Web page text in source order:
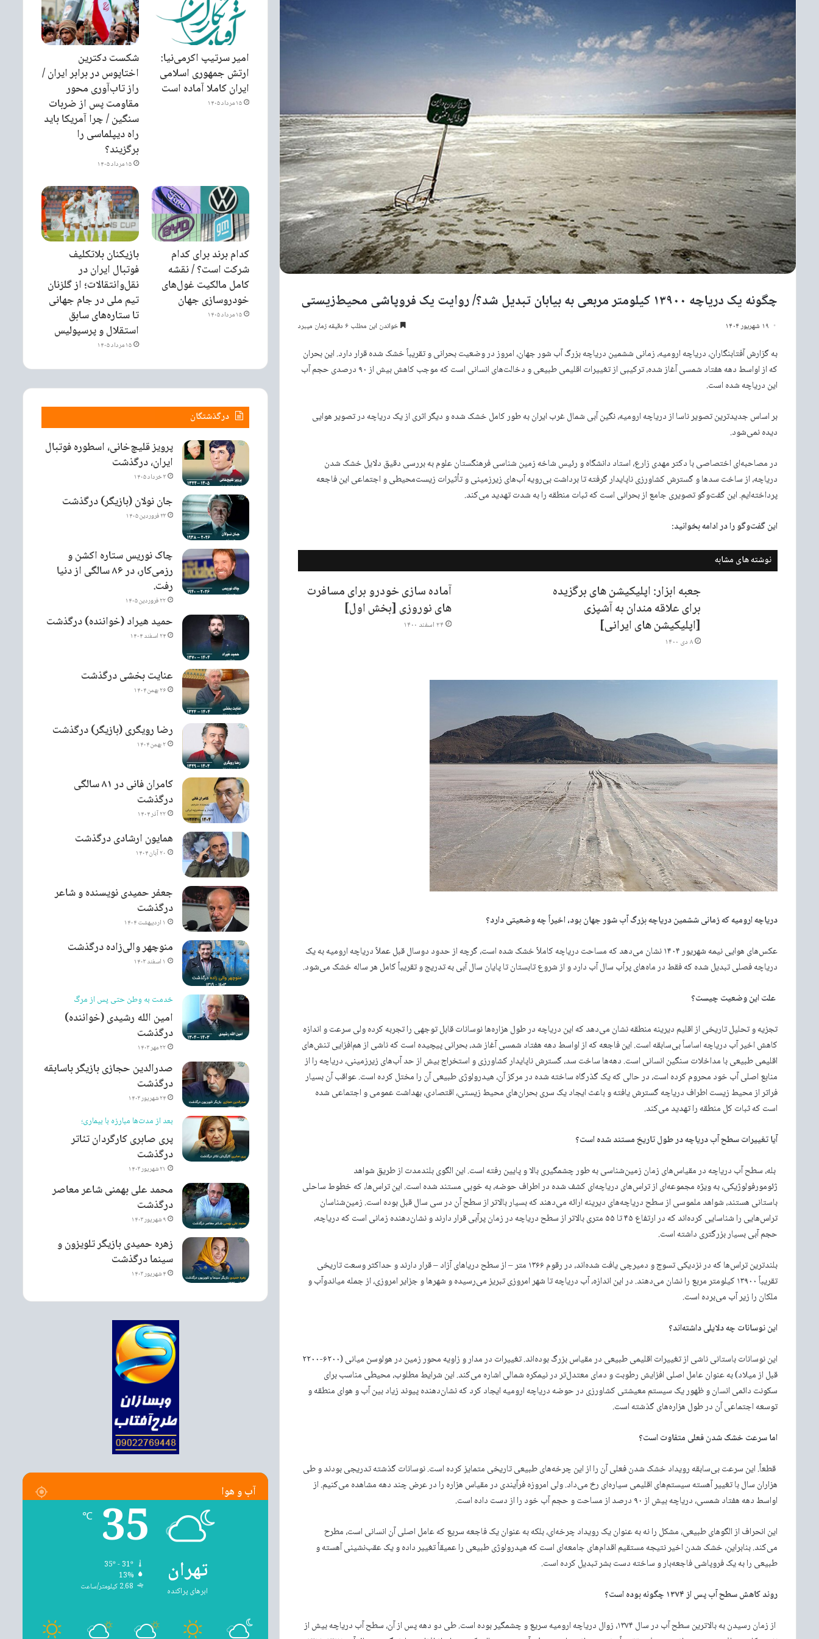
چگونه یک دریاچه ۱۳۹۰۰ کیلومتر مربعی به بیابان تبدیل شد؟/ روایت یک فروپاشی محیط‌زیستی
۱۹ شهریور ۱۴۰۴ خواندن این مطلب ۶ دقیقه زمان میبرد
به گزارش آفتابنگاران، دریاچه ارومیه، زمانی ششمین دریاچه بزرگ آب شور جهان، امروز در وضعیت بحرانی و تقریباً خشک شده قرار دارد. این بحران
که از اواسط دهه هفتاد شمسی آغاز شده، ترکیبی از تغییرات اقلیمی طبیعی و دخالت‌های انسانی است که موجب کاهش بیش از ۹۰ درصدی حجم آب
این دریاچه شده است.
بر اساس جدیدترین تصویر ناسا از دریاچه ارومیه، نگین آبی شمال غرب ایران به طور کامل خشک شده و دیگر اثری از یک دریاچه در تصویر هوایی
دیده نمی‌شود.
در مصاحبه‌ای اختصاصی با دکتر مهدی زارع، استاد دانشگاه و رئیس شاخه زمین شناسی فرهنگستان علوم به بررسی دقیق دلایل خشک شدن
دریاچه، از ساخت سدها و گسترش کشاورزی ناپایدار گرفته تا برداشت بی‌رویه آب‌های زیرزمینی و تأثیرات زیست‌محیطی و اجتماعی این فاجعه
پرداخته‌ایم. این گفت‌وگو تصویری جامع از بحرانی است که ثبات منطقه را به شدت تهدید می‌کند.
این گفت‌وگو را در ادامه بخوانید:
نوشته های مشابه
جعبه ابزار: اپلیکیشن های برگزیده
برای علاقه مندان به آشپزی
[اپلیکیشن های ایرانی]
۸ دی ۱۴۰۰
آماده سازی خودرو برای مسافرت
های نوروزی [بخش اول]
۲۴ اسفند ۱۴۰۰
دریاچه ارومیه که زمانی ششمین دریاچه بزرگ آب شور جهان بود، اخیراً چه وضعیتی دارد؟
عکس‌های هوایی نیمه شهریور ۱۴۰۴ نشان می‌دهد که مساحت دریاچه کاملاً خشک شده است، گرچه از حدود دوسال قبل عملاً دریاچه ارومیه به یک
دریاچه فصلی تبدیل شده که فقط در ماه‌های پرآب سال آب دارد و از شروع تابستان تا پایان سال آبی به تدریج و تقریباً کامل هر ساله خشک می‌شود.
علت این وضعیت چیست؟
تجزیه و تحلیل تاریخی از اقلیم دیرینه منطقه نشان می‌دهد که این دریاچه در طول هزاره‌ها نوسانات قابل توجهی را تجربه کرده ولی سرعت و اندازه
کاهش اخیر آب دریاچه اساساً بی‌سابقه است. این فاجعه که از اواسط دهه هفتاد شمسی آغاز شد، بحرانی پیچیده است که ناشی از هم‌افزایی تنش‌های
اقلیمی طبیعی با مداخلات سنگین انسانی است. دهه‌ها ساخت سد، گسترش ناپایدار کشاورزی و استخراج بیش از حد آب‌های زیرزمینی، دریاچه را از
منابع اصلی آب خود محروم کرده است، در حالی که یک گذرگاه ساخته شده در مرکز آن، هیدرولوژی طبیعی آن را مختل کرده است. عواقب آن بسیار
فراتر از محیط زیست اطراف دریاچه گسترش یافته و باعث ایجاد یک سری بحران‌های محیط زیستی، اقتصادی، بهداشت عمومی و اجتماعی شده
است که ثبات کل منطقه را تهدید می‌کند.
آیا تغییرات سطح آب دریاچه در طول تاریخ مستند شده است؟
بله، سطح آب دریاچه در مقیاس‌های زمان زمین‌شناسی به طور چشمگیری بالا و پایین رفته است. این الگوی بلندمدت از طریق شواهد
ژئومورفولوژیکی، به ویژه مجموعه‌ای از تراس‌های دریاچه‌ای کشف شده در اطراف حوضه، به خوبی مستند شده است. این تراس‌ها، که خطوط ساحلی
باستانی هستند، شواهد ملموسی از سطح دریاچه‌های دیرینه ارائه می‌دهند که بسیار بالاتر از سطح آن در سی سال قبل بوده است. زمین‌شناسان
تراس‌هایی را شناسایی کرده‌اند که در ارتفاع ۴۵ تا ۵۵ متری بالاتر از سطح دریاچه در زمان پرآبی قرار دارند و نشان‌دهنده زمانی است که دریاچه،
حجم آبی بسیار بزرگتری داشته است.
بلندترین تراس‌ها که در نزدیکی تسوج و دمیرچی یافت شده‌اند، در رقوم ۱۳۶۶ متر – از سطح دریاهای آزاد – قرار دارند و حداکثر وسعت تاریخی
تقریباً ۱۳۹۰۰ کیلومتر مربع را نشان می‌دهند. در این اندازه، آب دریاچه تا شهر امروزی تبریز می‌رسیده و شهرها و جزایر امروزی، از جمله میاندوآب و
ملکان را زیر آب می‌برده است.
این نوسانات چه دلایلی داشته‌اند؟
این نوسانات باستانی ناشی از تغییرات اقلیمی طبیعی در مقیاس بزرگ بوده‌اند. تغییرات در مدار و زاویه محور زمین در هولوسن میانی (۶۲۰۰-۲۲۰۰
قبل از میلاد) به عنوان عامل اصلی افزایش رطوبت و دمای معتدل‌تر در نیمکره شمالی اشاره می‌کند. این شرایط مطلوب، محیطی مناسب برای
سکونت دائمی انسان و ظهور یک سیستم معیشتی کشاورزی در حوضه دریاچه ارومیه ایجاد کرد که نشان‌دهنده پیوند زیاد بین آب و هوای منطقه و
توسعه اجتماعی آن در طول هزاره‌های گذشته است.
اما سرعت خشک شدن فعلی متفاوت است؟
قطعاً. این سرعت بی‌سابقه رویداد خشک شدن فعلی آن را از این چرخه‌های طبیعی تاریخی متمایز کرده است. نوسانات گذشته تدریجی بودند و طی
هزاران سال با تغییر آهسته سیستم‌های اقلیمی سیاره‌ای رخ می‌داد. ولی امروزه فرآیندی در مقیاس هزاره را در عرض چند دهه مشاهده می‌کنیم. از
اواسط دهه هفتاد شمسی، دریاچه بیش از ۹۰ درصد از مساحت و حجم آب خود را از دست داده است.
این انحراف از الگوهای طبیعی، مشکل را نه به عنوان یک رویداد چرخه‌ای، بلکه به عنوان یک فاجعه سریع که عامل اصلی آن انسانی است، مطرح
می‌کند. بنابراین، خشک شدن اخیر نتیجه مستقیم اقدام‌های جامعه‌ای است که هیدرولوژی طبیعی را عمیقاً تغییر داده و یک عقب‌نشینی آهسته و
طبیعی را به یک فروپاشی فاجعه‌بار و ساخته دست بشر تبدیل کرده است.
روند کاهش سطح آب پس از ۱۳۷۴ چگونه بوده است؟
از زمان رسیدن به بالاترین سطح آب در سال ۱۳۷۴، زوال دریاچه ارومیه سریع و چشمگیر بوده است. طی دو دهه پس از آن، سطح آب دریاچه بیش از
امیر سرتیپ اکرمی‌نیا:
ارتش جمهوری اسلامی
ایران کاملا آماده است
۱۵ مرداد ۱۴۰۵
شکست دکترین
اختاپوس در برابر ایران /
راز تاب‌آوری محور
مقاومت پس از ضربات
سنگین / چرا آمریکا باید
راه دیپلماسی را
برگزیند؟
۱۵ مرداد ۱۴۰۵
کدام برند برای کدام
شرکت است؟ / نقشه
کامل مالکیت غول‌های
خودروسازی جهان
۱۵ مرداد ۱۴۰۵
بازیکنان بلاتکلیف
فوتبال ایران در
نقل‌وانتقالات؛ از گلزنان
تیم ملی در جام جهانی
تا ستاره‌های سابق
استقلال و پرسپولیس
۱۵ مرداد ۱۴۰۵
درگذشتگان
پرویز قلیچ‌خانی، اسطوره فوتبال
ایران، درگذشت
۳ خرداد ۱۴۰۵
جان نولان (بازیگر) درگذشت
۲۳ فروردین ۱۴۰۵
چاک نوریس ستاره اکشن و
رزمی‌کار، در ۸۶ سالگی از دنیا
رفت.
۲۲ فروردین ۱۴۰۵
حمید هیراد (خواننده) درگذشت
۲۴ اسفند ۱۴۰۴
عنایت بخشی درگذشت
۲۶ بهمن ۱۴۰۴
رضا رویگری (بازیگر) درگذشت
۲ بهمن ۱۴۰۴
کامران فانی در ۸۱ سالگی
درگذشت
۲۲ آذر ۱۴۰۴
همایون ارشادی درگذشت
۲۰ آبان ۱۴۰۴
جعفر حمیدی نویسنده و شاعر
درگذشت
۱ اردیبهشت ۱۴۰۴
منوچهر والی‌زاده درگذشت
۱ اسفند ۱۴۰۳
خدمت به وطن حتی پس از مرگ
امین الله رشیدی (خواننده)
درگذشت
۲۲ مهر ۱۴۰۳
صدرالدین حجازی بازیگر باسابقه
درگذشت
۲۴ شهریور ۱۴۰۳
بعد از مدت‌ها مبارزه با بیماری؛
پری صابری کارگردان تئاتر
درگذشت
۲۱ شهریور ۱۴۰۳
محمد علی بهمنی شاعر معاصر
درگذشت
۹ شهریور ۱۴۰۳
زهره حمیدی بازیگر تلویزون و
سینما درگذشت
۴ شهریور ۱۴۰۳
آب و هوا
تهران
ابرهای پراکنده
35
℃
13%
2.68 کیلومتر/ساعت